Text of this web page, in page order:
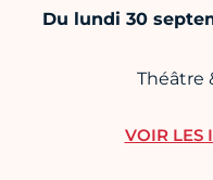
Du lundi 30
Théâtre
VOIR LES